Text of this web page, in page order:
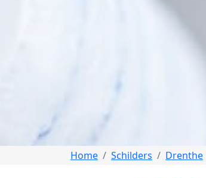
Home Schilders Drenthe